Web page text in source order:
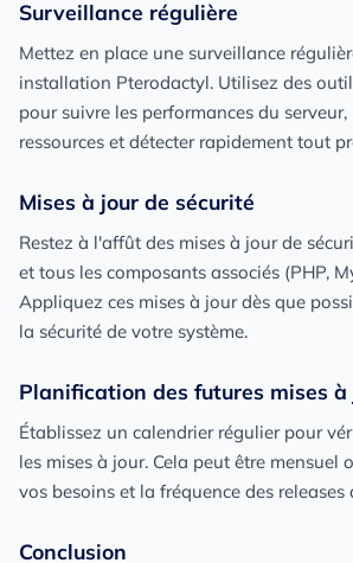
Surveillance régulière
Mettez en place une surveillance
installation Pterodactyl. Utilisez des
pour suivre les performances du
ressources et détecter rapidement tout
Mises à jour de sécurité
Restez à l'affût des mises à jour de
et tous les composants associés (PHP,
Appliquez ces mises à jour dès que
la sécurité de votre système.
Planification des futures mises à
Établissez un calendrier régulier pour
les mises à jour. Cela peut être mensuel
vos besoins et la fréquence des releases
Conclusion